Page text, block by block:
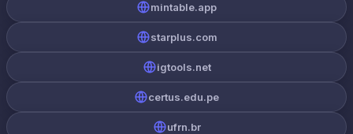
mintable.app
starplus.com
igtools.net
certus.edu.pe
ufrn.br